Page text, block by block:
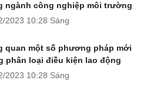
ngành công nghiệp môi trường
2023 10:28 Sáng
quan một số phương pháp mới
phân loại điều kiện lao động
2023 10:28 Sáng